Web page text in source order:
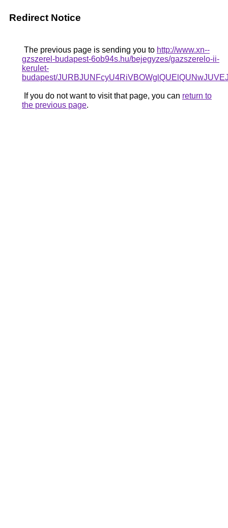
Redirect Notice
The previous page is sending you to http://www.xn--
gzszerel-budapest-6ob94s.hu/bejegyzes/gazszerelo-ii-
kerulet-
budapest/
If you do not want to visit that page, you can return to
the previous page.